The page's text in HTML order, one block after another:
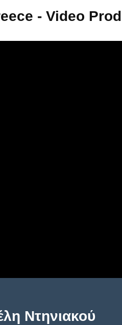
Ντηνιακού